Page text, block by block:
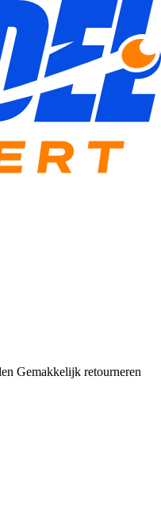
Gemakkelijk retourneren